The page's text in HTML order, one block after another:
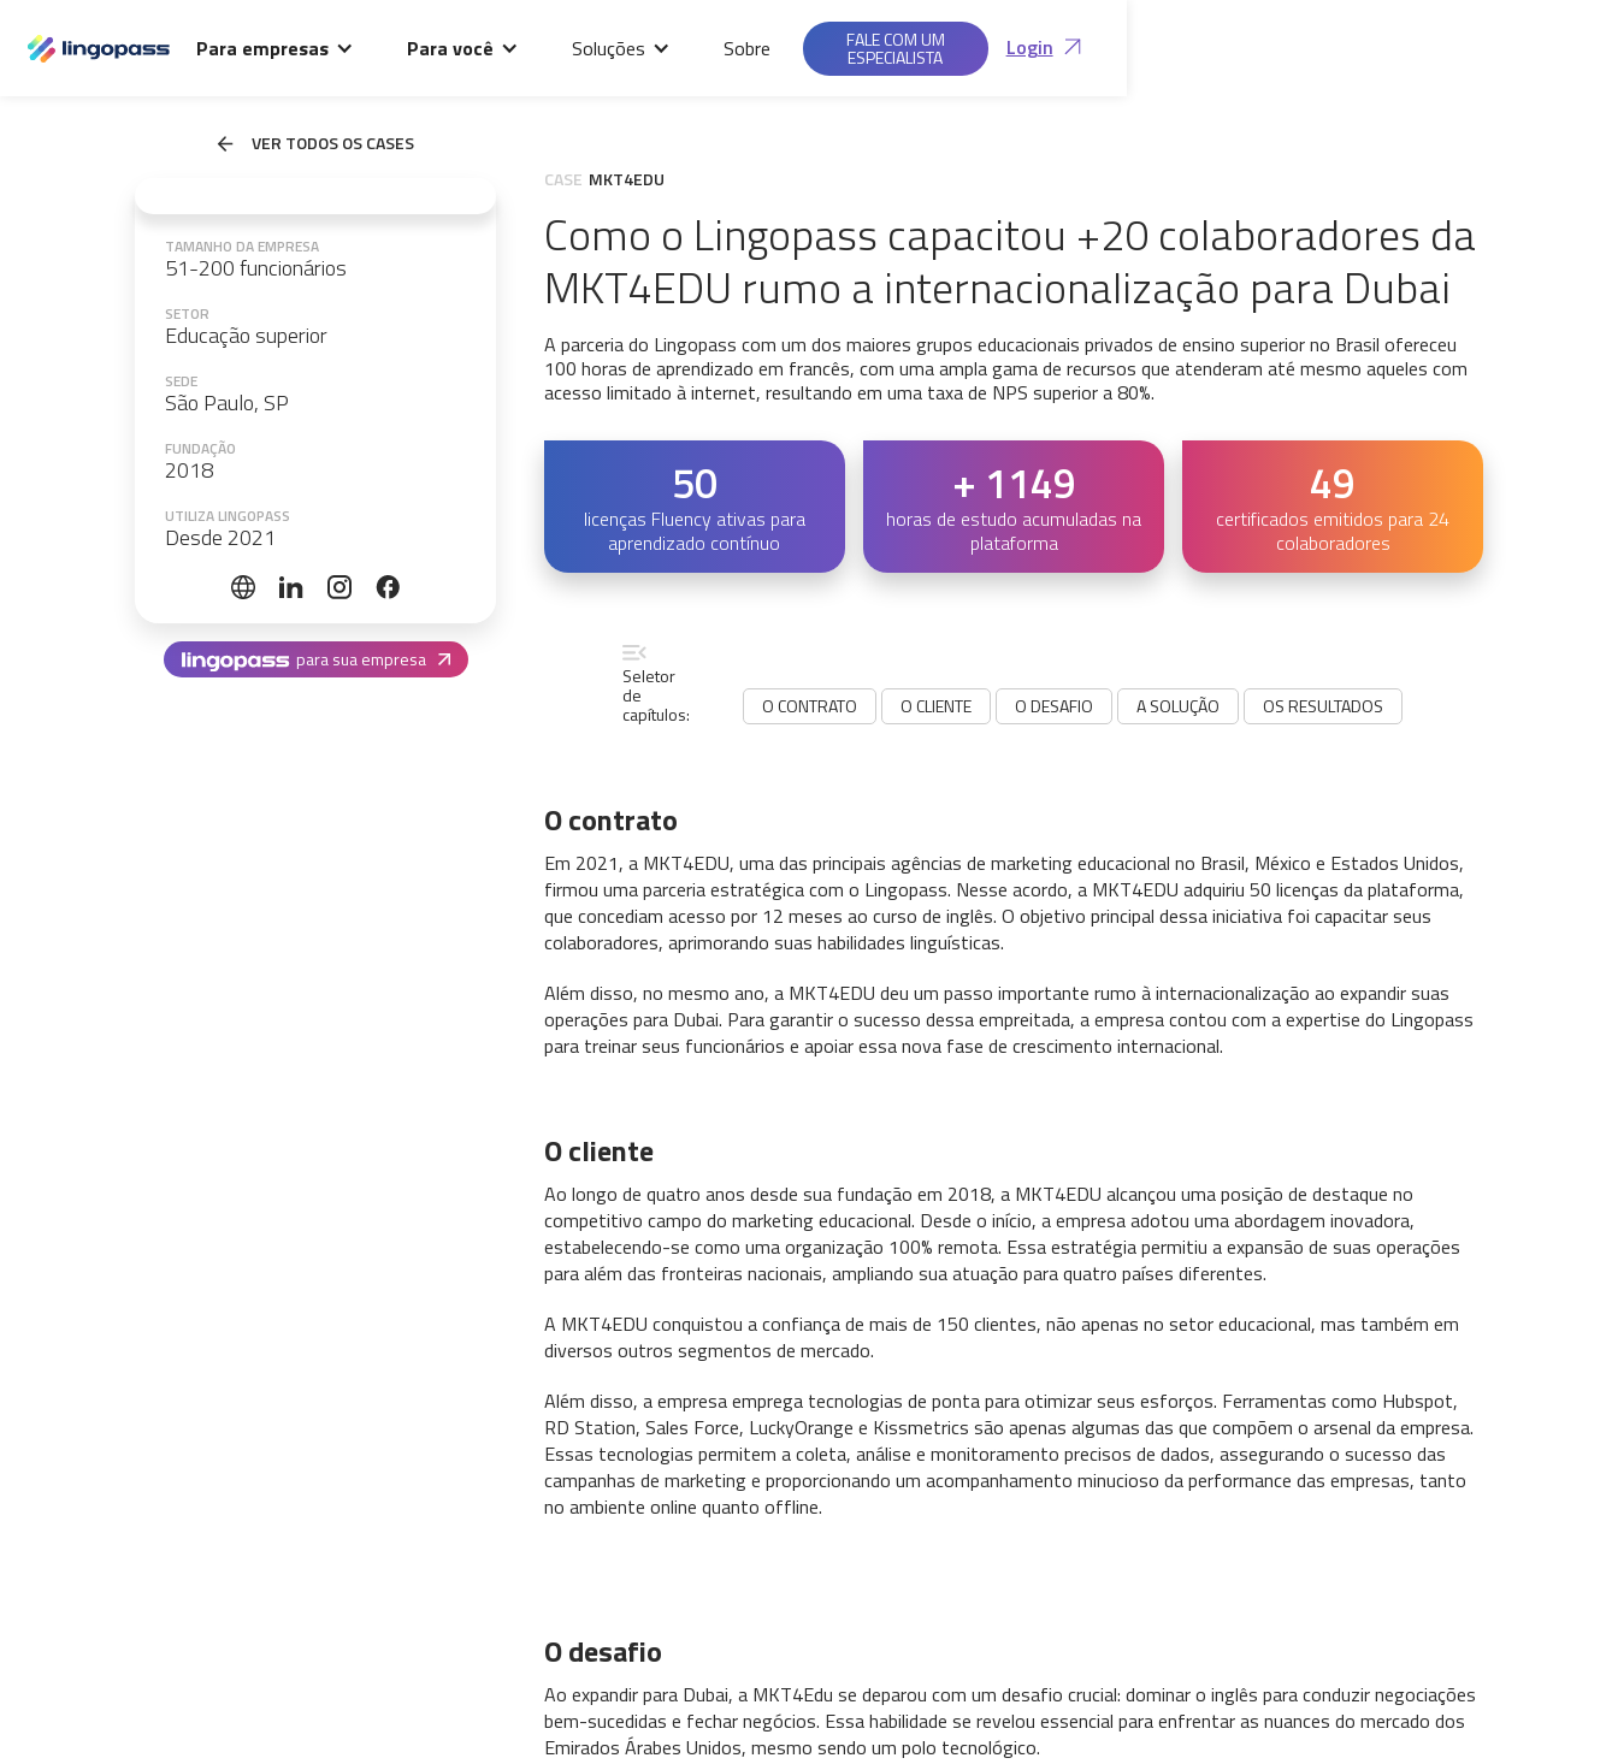
Para empresas Para você Soluções Sobre FALE COM UM
ESPECIALISTA Login
VER TODOS OS CASES
TAMANHO DA EMPRESA
51-200 funcionários
SETOR
Educação superior
SEDE
São Paulo, SP
FUNDAÇÃO
2018
UTILIZA LINGOPASS
Desde 2021
para sua empresa
CASE MKT4EDU
Como o Lingopass capacitou +20 colaboradores da
MKT4EDU rumo a internacionalização para Dubai
A parceria do Lingopass com um dos maiores grupos educacionais privados de ensino superior no Brasil ofereceu
100 horas de aprendizado em francês, com uma ampla gama de recursos que atenderam até mesmo aqueles com
acesso limitado à internet, resultando em uma taxa de NPS superior a 80%.
50
licenças Fluency ativas para
aprendizado contínuo
+ 1149
horas de estudo acumuladas na
plataforma
49
certificados emitidos para 24
colaboradores
Seletor
de
capítulos: O CONTRATO O CLIENTE O DESAFIO A SOLUÇÃO OS RESULTADOS
O contrato
Em 2021, a MKT4EDU, uma das principais agências de marketing educacional no Brasil, México e Estados Unidos,
firmou uma parceria estratégica com o Lingopass. Nesse acordo, a MKT4EDU adquiriu 50 licenças da plataforma,
que concediam acesso por 12 meses ao curso de inglês. O objetivo principal dessa iniciativa foi capacitar seus
colaboradores, aprimorando suas habilidades linguísticas.
Além disso, no mesmo ano, a MKT4EDU deu um passo importante rumo à internacionalização ao expandir suas
operações para Dubai. Para garantir o sucesso dessa empreitada, a empresa contou com a expertise do Lingopass
para treinar seus funcionários e apoiar essa nova fase de crescimento internacional.
O cliente
Ao longo de quatro anos desde sua fundação em 2018, a MKT4EDU alcançou uma posição de destaque no
competitivo campo do marketing educacional. Desde o início, a empresa adotou uma abordagem inovadora,
estabelecendo-se como uma organização 100% remota. Essa estratégia permitiu a expansão de suas operações
para além das fronteiras nacionais, ampliando sua atuação para quatro países diferentes.
A MKT4EDU conquistou a confiança de mais de 150 clientes, não apenas no setor educacional, mas também em
diversos outros segmentos de mercado.
Além disso, a empresa emprega tecnologias de ponta para otimizar seus esforços. Ferramentas como Hubspot,
RD Station, Sales Force, LuckyOrange e Kissmetrics são apenas algumas das que compõem o arsenal da empresa.
Essas tecnologias permitem a coleta, análise e monitoramento precisos de dados, assegurando o sucesso das
campanhas de marketing e proporcionando um acompanhamento minucioso da performance das empresas, tanto
no ambiente online quanto offline.
O desafio
Ao expandir para Dubai, a MKT4Edu se deparou com um desafio crucial: dominar o inglês para conduzir negociações
bem-sucedidas e fechar negócios. Essa habilidade se revelou essencial para enfrentar as nuances do mercado dos
Emirados Árabes Unidos, mesmo sendo um polo tecnológico.